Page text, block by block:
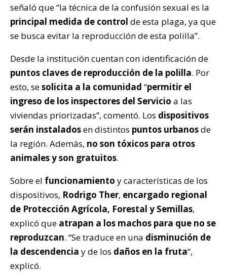
señaló que “la técnica de la confusión sexual es la
principal medida de control de esta plaga, ya que
se busca evitar la reproducción de esta polilla”.
Desde la institución cuentan con identificación de
puntos claves de reproducción de la polilla. Por
esto, sesolicita a la comunidad “permitir el
ingreso de los inspectores del Servicio a las
viviendas priorizadas”, comentó. Los dispositivos
serán instaladosen distintos puntos urbanosde
la región. Además, no son tóxicos para otros
animales y son gratuitos.
Sobre el funcionamiento y características de los
dispositivos, Rodrigo Ther, encargado regional
de Protección Agrícola, Forestal y Semillas,
explicó que atrapan a los machos para que no se
reproduzcan. “Se traduce en una disminución de
la descendencia y de los daños en la fruta“,
explicó.